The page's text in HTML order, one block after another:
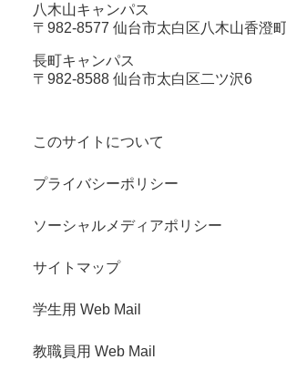
八木山キャンパス
〒982-8577 仙台市太白区八木山香澄
長町キャンパス
〒982-8588 仙台市太白区二ツ沢6
このサイトについて
プライバシーポリシー
ソーシャルメディアポリシー
サイトマップ
学生用 Web Mail
教職員用 Web Mail